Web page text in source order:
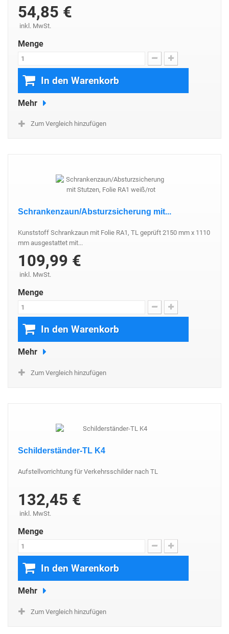
54,85 €
inkl. MwSt.
Menge
In den Warenkorb
Mehr
Zum Vergleich hinzufügen
Schrankenzaun/Absturzsicherung mit...
Kunststoff Schrankzaun mit Folie RA1, TL geprüft 2150 mm x 1110
mm ausgestattet mit...
109,99 €
inkl. MwSt.
Menge
In den Warenkorb
Mehr
Zum Vergleich hinzufügen
Schilderständer-TL K4
Aufstellvorrichtung für Verkehrsschilder nach TL
132,45 €
inkl. MwSt.
Menge
In den Warenkorb
Mehr
Zum Vergleich hinzufügen